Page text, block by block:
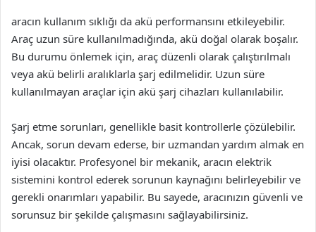
aracın kullanım sıklığı da akü performansını etkileyebilir.
Araç uzun süre kullanılmadığında, akü doğal olarak boşalır.
Bu durumu önlemek için, araç düzenli olarak çalıştırılmalı
veya akü belirli aralıklarla şarj edilmelidir. Uzun süre
kullanılmayan araçlar için akü şarj cihazları kullanılabilir.
Şarj etme sorunları, genellikle basit kontrollerle çözülebilir.
Ancak, sorun devam ederse, bir uzmandan yardım almak en
iyisi olacaktır. Profesyonel bir mekanik, aracın elektrik
sistemini kontrol ederek sorunun kaynağını belirleyebilir ve
gerekli onarımları yapabilir. Bu sayede, aracınızın güvenli ve
sorunsuz bir şekilde çalışmasını sağlayabilirsiniz.